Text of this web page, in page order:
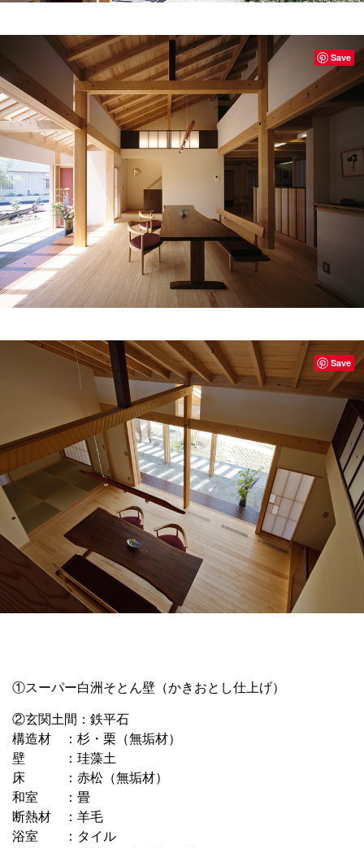
Save
Save
①スーパー白洲そとん壁（かきおとし仕上げ）
②玄関土間：鉄平石
構造材 ：杉・栗（無垢材）
壁 ：珪藻土
床 ：赤松（無垢材）
和室 ：畳
断熱材 ：羊毛
浴室 ：タイル